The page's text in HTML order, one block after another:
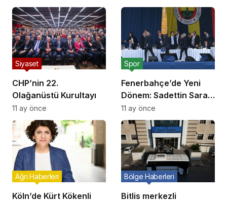
Hazırlanıyor
Erhürman Kazandı
CHP’nin 22.
Olağanüstü Kurultayı
Siyaset
11 ay önce
Fenerbahçe’de Yeni
Dönem: Sadettin Saran
Başkan Seçildi!
Spor
11 ay önce
Köln’de Kürt Kökenli
Ağrı Haberleri
Bitlis merkezli
Bölge Haberleri